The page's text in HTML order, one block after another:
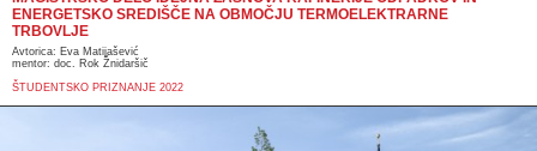
ENERGETSKO SREDIŠČE NA OBMOČJU TERMOELEKTRARNE
TRBOVLJE
Avtorica: Eva Matijašević
mentor: doc. Rok Žnidaršič
ŠTUDENTSKO PRIZNANJE 2022